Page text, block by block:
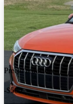
Precio reducido
-$500